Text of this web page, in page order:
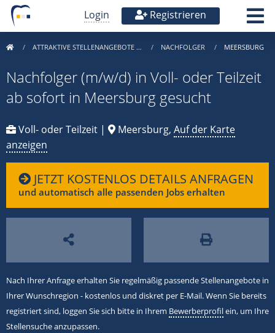
Login Registrieren
ATTRAKTIVE STELLENANGEBOTE … NACHFOLGER MEERSBURG
Nachfolger (m/w/d) in Voll- oder Teilzeit
ab sofort in Meersburg gesucht
Voll- oder Teilzeit | Meersburg, Auf der Karte
anzeigen
JETZT KOSTENLOS DETAILS ANFRAGEN
und automatisch alle passenden Jobs erhalten
Nach Ihrer Anfrage erhalten Sie regelmäßig passende Stellenangebote in
Ihrer Wunschregion - kostenlos und diskret per E-Mail. Wenn Sie bereits
registriert sind, loggen Sie sich bitte in Ihrem Bewerberprofilein, um Ihre
Stellensuche anzupassen.